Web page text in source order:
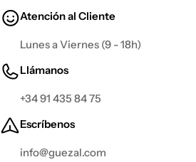
Atención al Cliente
Lunes a Viernes (9 - 18h)
Llámanos
+34 91 435 84 75
Escríbenos
info@guezal.com